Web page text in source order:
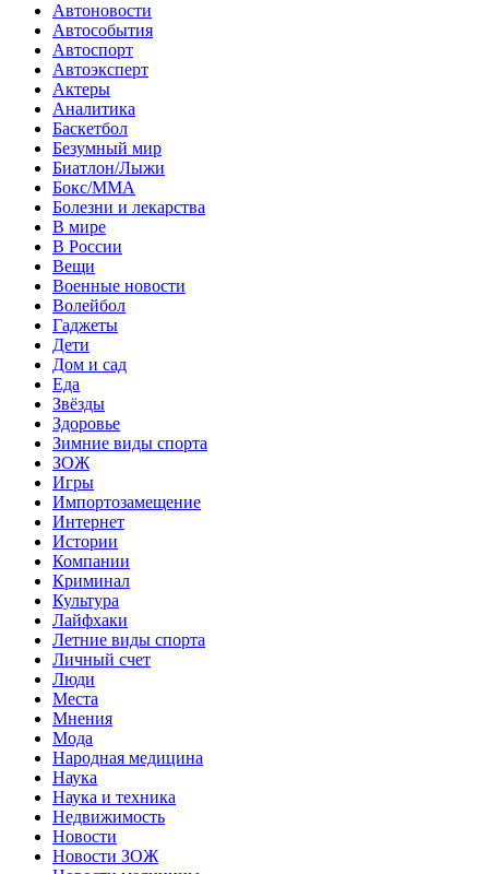
Автоновости
Автособытия
Автоспорт
Автоэксперт
Актеры
Аналитика
Баскетбол
Безумный мир
Биатлон/Лыжи
Бокс/MMA
Болезни и лекарства
В мире
В России
Вещи
Военные новости
Волейбол
Гаджеты
Дети
Дом и сад
Еда
Звёзды
Здоровье
Зимние виды спорта
ЗОЖ
Игры
Импортозамещение
Интернет
Истории
Компании
Криминал
Культура
Лайфхаки
Летние виды спорта
Личный счет
Люди
Места
Мнения
Мода
Народная медицина
Наука
Наука и техника
Недвижимость
Новости
Новости ЗОЖ